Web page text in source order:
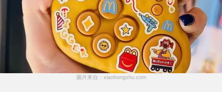
圖片來自：xiaohongshu.com